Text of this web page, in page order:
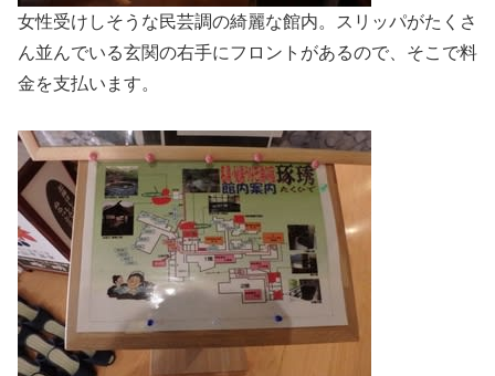
女性受けしそうな民芸調の綺麗な館内。スリッパがたくさ
ん並んでいる玄関の右手にフロントがあるので、そこで料
金を支払います。